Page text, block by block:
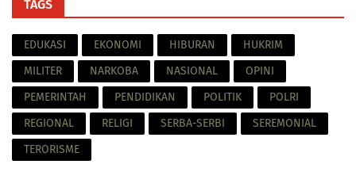
TAGS
EDUKASI EKONOMI HIBURAN
HUKRIM
MILITER
NARKOBA NASIONAL
OPINI
PEMERINTAH
PENDIDIKAN POLITIK
POLRI
REGIONAL
RELIGI SERBA-SERBI
SEREMONIAL
TERORISME